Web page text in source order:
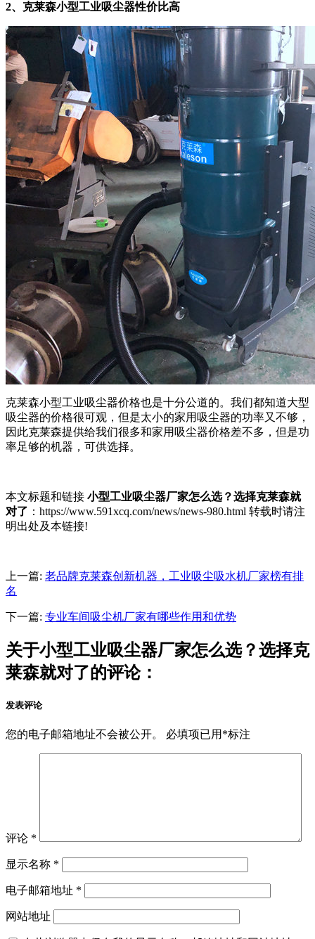
2、克莱森小型工业吸尘器性价比高
克莱森小型工业吸尘器价格也是十分公道的。我们都知道大型
吸尘器的价格很可观，但是太小的家用吸尘器的功率又不够，
因此克莱森提供给我们很多和家用吸尘器价格差不多，但是功
率足够的机器，可供选择。
本文标题和链接 小型工业吸尘器厂家怎么选？选择克莱森就
对了 ：https://www.591xcq.com/news/news-980.html 转载时请注
明出处及本链接!
上一篇: 老品牌克莱森创新机器，工业吸尘吸水机厂家榜有排
名
下一篇: 专业车间吸尘机厂家有哪些作用和优势
关于小型工业吸尘器厂家怎么选？选择克
莱森就对了的评论：
发表评论
您的电子邮箱地址不会被公开。 必填项已用 *标注
评论 *
显示名称 *
电子邮箱地址 *
网站地址